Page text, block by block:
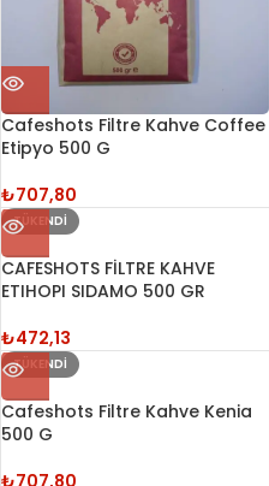
Cafeshots Filtre Kahve Coffee
Etipyo 500 G
₺707,80
TÜKENDI
CAFESHOTS FİLTRE KAHVE
ETIHOPI SIDAMO 500 GR
₺472,13
TÜKENDI
Cafeshots Filtre Kahve Kenia
500 G